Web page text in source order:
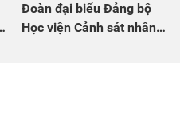
Đoàn đại biểu Đảng bộ
Học viện Cảnh sát nhân